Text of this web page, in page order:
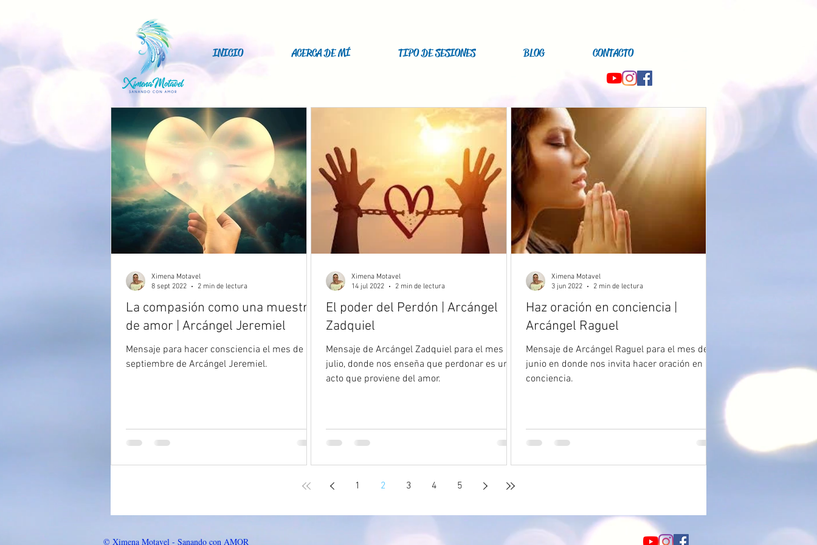
INICIO ACERCA DE MÍ TIPO DE SESIONES BLOG CONTACTO
La compasión como una muestra
de amor | Arcángel Jeremiel
Mensaje para hacer consciencia el mes de
septiembre de Arcángel Jeremiel.
Ximena Motavel
8 sept 2022
2 min de lectura
El poder del Perdón | Arcángel
Zadquiel
Mensaje de Arcángel Zadquiel para el mes de
julio, donde nos enseña que perdonar es un
acto que proviene del amor.
Ximena Motavel
14 jul 2022
2 min de lectura
Haz oración en conciencia |
Arcángel Raguel
Mensaje de Arcángel Raguel para el mes de
junio en donde nos invita hacer oración en
conciencia.
Ximena Motavel
3 jun 2022
2 min de lectura
1 2 3 4 5
© Ximena Motavel - Sanando con AMOR